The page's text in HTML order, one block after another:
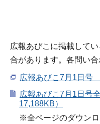
広報あびこに掲載して
合があります。各問い合
広報あびこ7月1日号
広報あびこ7月1日号
17,188KB）
※全ページのダウンロ